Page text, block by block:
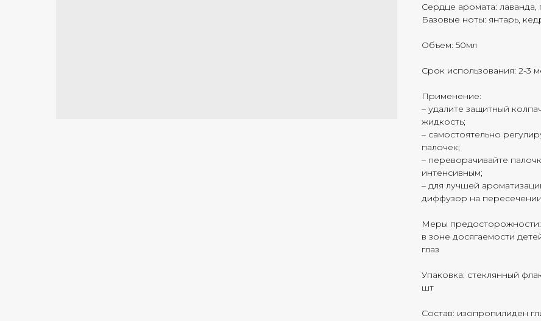
Сердце аромата: лаванда,
Базовые ноты: янтарь,
Объем: 50мл
Срок использования: 2-3
Применение:
– удалите защитный
жидкость;
– самостоятельно
палочек;
– переворачивайте
интенсивным;
– для лучшей
диффузор на
Меры предосторожности:
в зоне досягаемости
глаз
Упаковка: стеклянный
шт
Состав: изопропилиден